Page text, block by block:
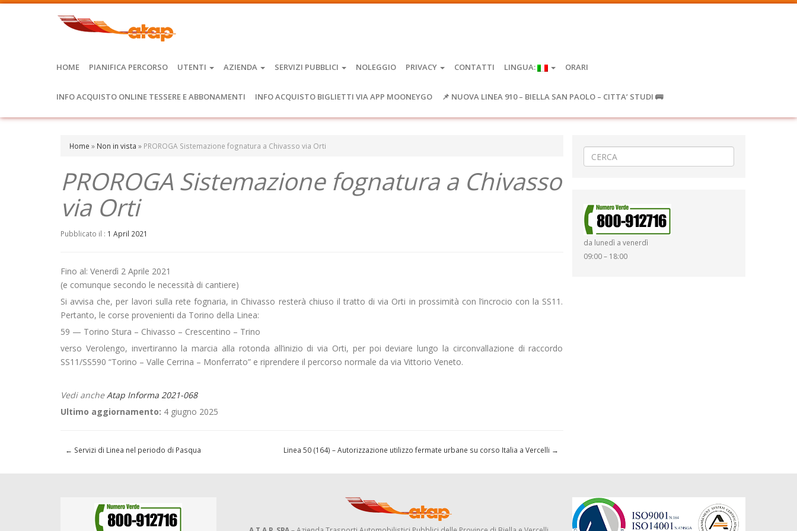
HOME PIANIFICA PERCORSO UTENTI AZIENDA SERVIZI PUBBLICI NOLEGGIO PRIVACY CONTATTI LINGUA: ORARI
INFO ACQUISTO ONLINE TESSERE E ABBONAMENTI INFO ACQUISTO BIGLIETTI VIA APP MOONEYGO 📌 NUOVA LINEA 910 – BIELLA SAN PAOLO – CITTA’ STUDI 🚌
Home » Non in vista » PROROGA Sistemazione fognatura a Chivasso via Orti
PROROGA Sistemazione fognatura a Chivasso
via Orti
Pubblicato il : 1 April 2021
Fino al: Venerdì 2 Aprile 2021
(e comunque secondo le necessità di cantiere)
Si avvisa che, per lavori sulla rete fognaria, in Chivasso resterà chiuso il tratto di via Orti in prossimità con l’incrocio con la SS11.
Pertanto, le corse provenienti da Torino della Linea:
59 — Torino Stura – Chivasso – Crescentino – Trino
verso Verolengo, invertiranno la marcia alla rotonda all’inizio di via Orti, per poi deviare lungo la circonvallazione di raccordo
SS11/SS590 “Torino – Valle Cerrina – Monferrato” e riprendere il percorso normale da via Vittorio Veneto.
Vedi ancheAtap Informa 2021-068
Ultimo aggiornamento: 4 giugno 2025
← Servizi di Linea nel periodo di Pasqua Linea 50 (164) – Autorizzazione utilizzo fermate urbane su corso Italia a Vercelli →
da lunedì a venerdì
09:00 – 18:00